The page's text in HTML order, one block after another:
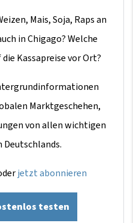
Mais, Soja, Raps an
in Chigago? Welche
Kassapreise vor Ort?
Marktgeschehen,
von allen wichtigen
jetzt abonnieren
testen